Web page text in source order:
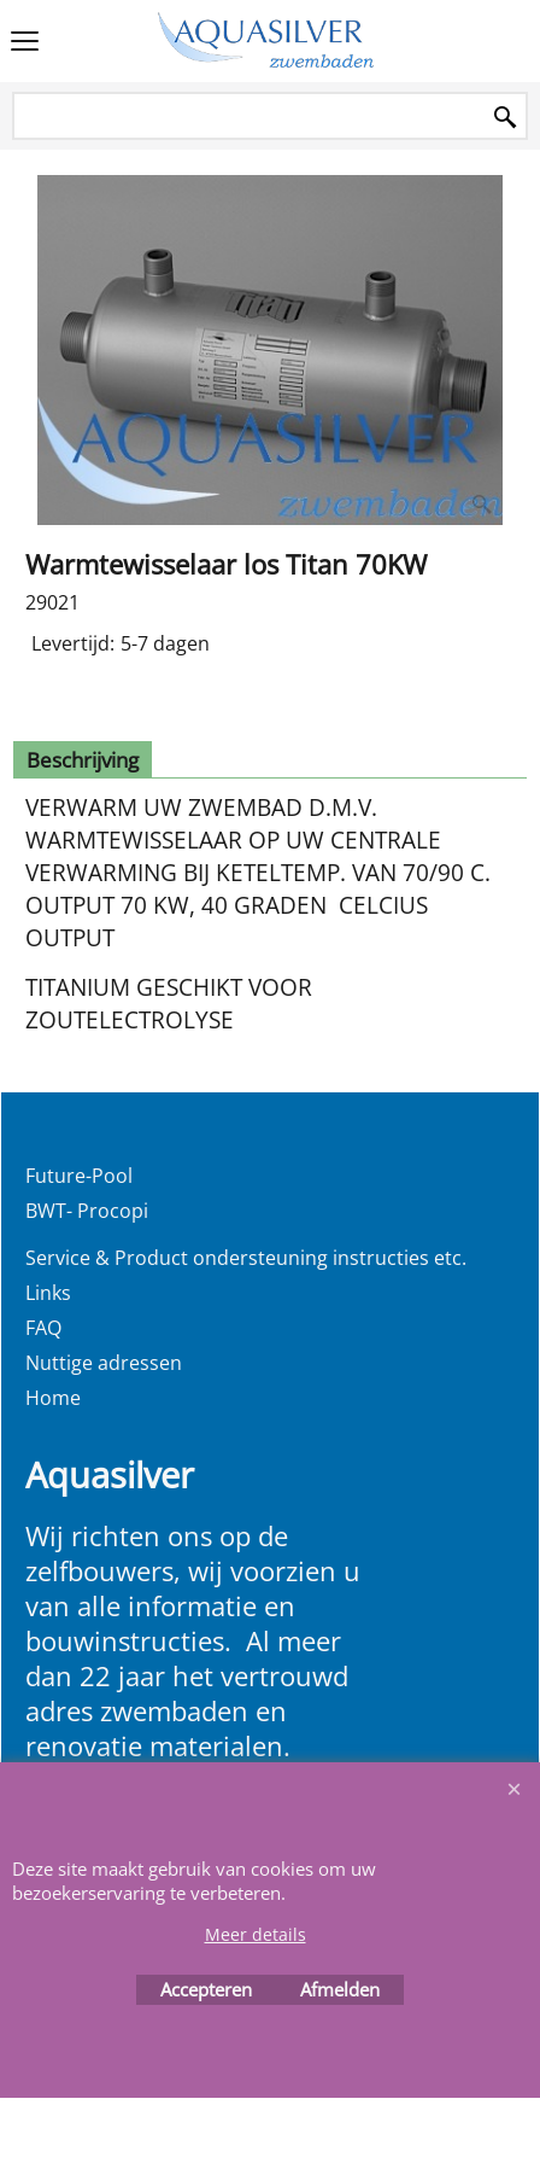
Warmtewisselaar los Titan 70KW
29021
Levertijd: 5-7 dagen
Beschrijving
VERWARM UW ZWEMBAD D.M.V.
WARMTEWISSELAAR OP UW CENTRALE
VERWARMING BIJ KETELTEMP. VAN 70/90 C.
OUTPUT 70 KW, 40 GRADEN CELCIUS
OUTPUT
TITANIUM GESCHIKT VOOR
ZOUTELECTROLYSE
Future-Pool
BWT- Procopi
Service & Product ondersteuning instructies etc.
Links
FAQ
Nuttige adressen
Home
Aquasilver
Wij richten ons op de
zelfbouwers, wij voorzien u
van alle informatie en
bouwinstructies. Al meer
dan 22 jaar het vertrouwd
adres zwembaden en
renovatie materialen.
Deze site maakt gebruik van cookies om uw
bezoekerservaring te verbeteren.
Meer details
Accepteren Afmelden